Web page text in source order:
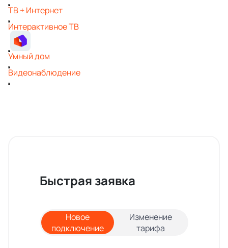
ТВ + Интернет
Интерактивное ТВ
Умный дом
Видеонаблюдение
Быстрая заявка
Новое
подключение
Изменение
тарифа